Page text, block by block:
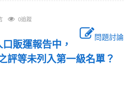
0追蹤
問題討論
販運報告中，
評等未列入第一級名單？